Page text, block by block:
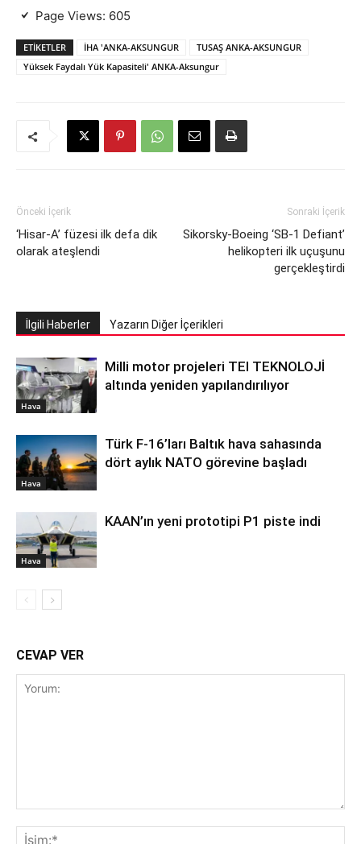
Page Views: 605
ETIKETLER İHA 'ANKA-AKSUNGUR
TUSAŞ ANKA-AKSUNGUR
Yüksek Faydalı Yük Kapasiteli' ANKA-Aksungur
Önceki İçerik
‘Hisar-A’ füzesi ilk defa dik
olarak ateşlendi
Sonraki İçerik
Sikorsky-Boeing ‘SB-1 Defiant’
helikopteri ilk uçuşunu
gerçekleştirdi
İlgili Haberler Yazarın Diğer İçerikleri
Hava
Milli motor projeleri TEI TEKNOLOJİ
altında yeniden yapılandırılıyor
Hava
Türk F-16’ları Baltık hava sahasında
dört aylık NATO görevine başladı
Hava
KAAN’ın yeni prototipi P1 piste indi
CEVAP VER